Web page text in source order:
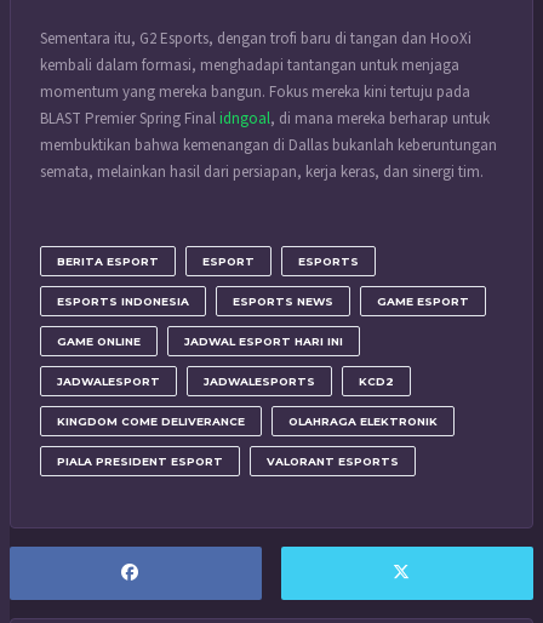
Sementara itu, G2 Esports, dengan trofi baru di tangan dan HooXi
kembali dalam formasi, menghadapi tantangan untuk menjaga
momentum yang mereka bangun. Fokus mereka kini tertuju pada
BLAST Premier Spring Finalidngoal, di mana mereka berharap untuk
membuktikan bahwa kemenangan di Dallas bukanlah keberuntungan
semata, melainkan hasil dari persiapan, kerja keras, dan sinergi tim.
BERITA ESPORT ESPORT ESPORTS
ESPORTS INDONESIA ESPORTS NEWS GAME ESPORT
GAME ONLINE JADWAL ESPORT HARI INI
JADWALESPORT JADWALESPORTS KCD2
KINGDOM COME DELIVERANCE OLAHRAGA ELEKTRONIK
PIALA PRESIDENT ESPORT VALORANT ESPORTS